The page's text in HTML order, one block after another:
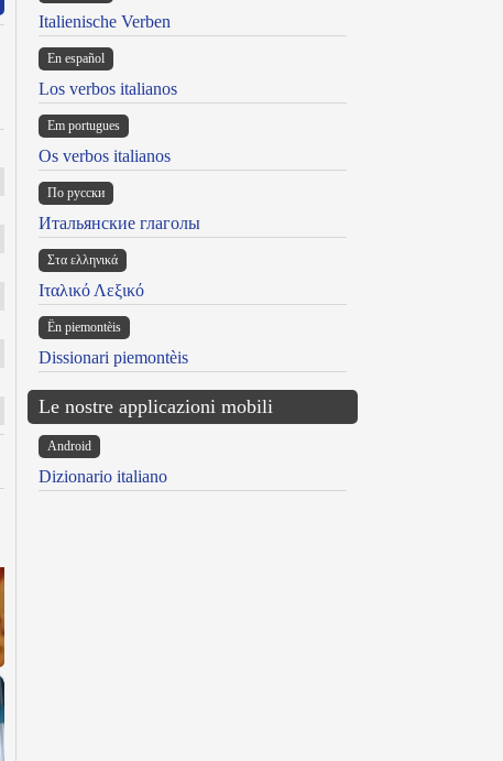
Italienische Verben
En español
Los verbos italianos
Em portugues
Os verbos italianos
По русски
Итальянские глаголы
Στα ελληνικά
Ιταλικό Λεξικό
Ën piemontèis
Dissionari piemontèis
Le nostre applicazioni mobili
Android
Dizionario italiano